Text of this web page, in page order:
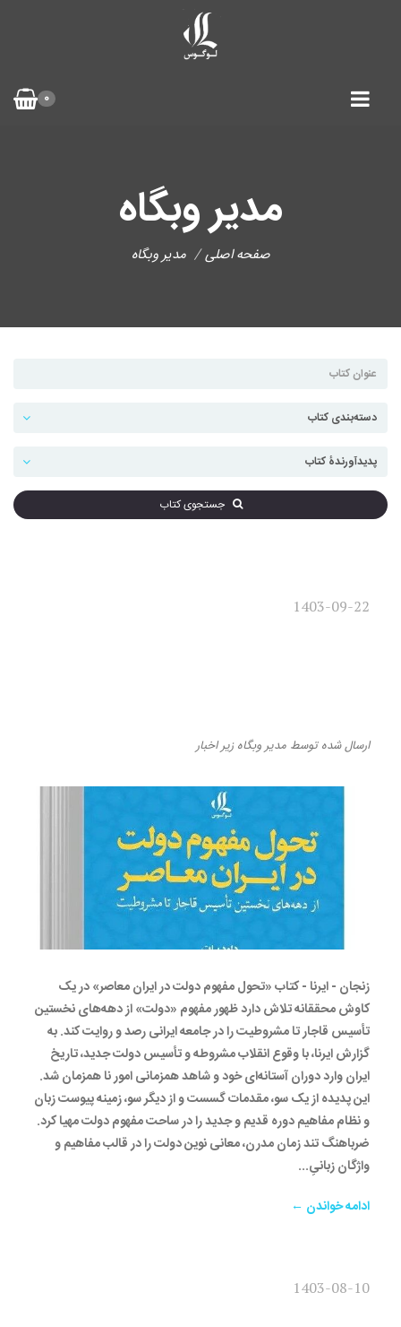
0
مدیر وبگاه
صفحه اصلی مدیر وبگاه
جستجوی کتاب
1403-09-22
ارسال شدهتوسط مدیر وبگاه زیراخبار
زنجان - ایرنا - کتاب «تحول مفهوم دولت در ایران معاصر» در یک
کاوش محققانه تلاش دارد ظهور مفهوم «دولت» از دهه‌های نخستین
تأسیس قاجار تا مشروطیت را در جامعه ایرانی رصد و روایت کند. به
گزارش ایرنا، با وقوع انقلاب مشروطه و تأسیس دولت جدید، تاریخ
ایران وارد دوران آستانه‌ای خود و شاهد همزمانی امور نا همزمان شد.
این پدیده از یک سو، مقدمات گسست و از دیگر سو، زمینه پیوست زبان
و نظام مفاهیم دوره قدیم و جدید را در ساحت مفهوم دولت مهیا کرد.
ضرباهنگ تند زمان مدرن، معانی نوین دولت را در قالب مفاهیم و
واژگان زبانیِ...
ادامه خواندن ←
1403-08-10